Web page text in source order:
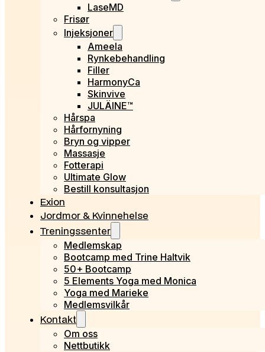
LaseMD
Frisør
Injeksjoner
Ameela
Rynkebehandling
Filler
HarmonyCa
Skinvive
JULÄINE™
Hårspa
Hårfornyning
Bryn og vipper
Massasje
Fotterapi
Ultimate Glow
Bestill konsultasjon
Exion
Jordmor & Kvinnehelse
Treningssenter
Medlemskap
Bootcamp med Trine Haltvik
50+ Bootcamp
5 Elements Yoga med Monica
Yoga med Marieke
Medlemsvilkår
Kontakt
Om oss
Nettbutikk